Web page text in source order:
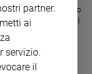
da tre anni un premio
questi tempi si apre il
partner.
ai
servizio.
il